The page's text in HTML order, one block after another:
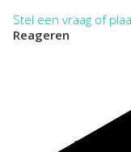
Stel een vraag of
Reageren